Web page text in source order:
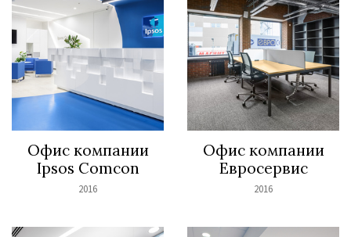
Офис компании
Ipsos Comcon
2016
Офис компании
Евросервис
2016